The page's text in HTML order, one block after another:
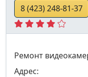
8 (423) 248-81-37
Ремонт
Адрес: